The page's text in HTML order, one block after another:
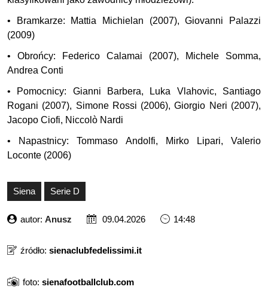
• Bramkarze: Mattia Michielan (2007), Giovanni Palazzi
(2009)
• Obrońcy: Federico Calamai (2007), Michele Somma,
Andrea Conti
• Pomocnicy: Gianni Barbera, Luka Vlahovic, Santiago
Rogani (2007), Simone Rossi (2006), Giorgio Neri (2007),
Jacopo Ciofi, Niccolò Nardi
• Napastnicy: Tommaso Andolfi, Mirko Lipari, Valerio
Loconte (2006)
Siena Serie D
autor: Anusz 09.04.2026 14:48
źródło: sienaclubfedelissimi.it
foto: sienafootballclub.com